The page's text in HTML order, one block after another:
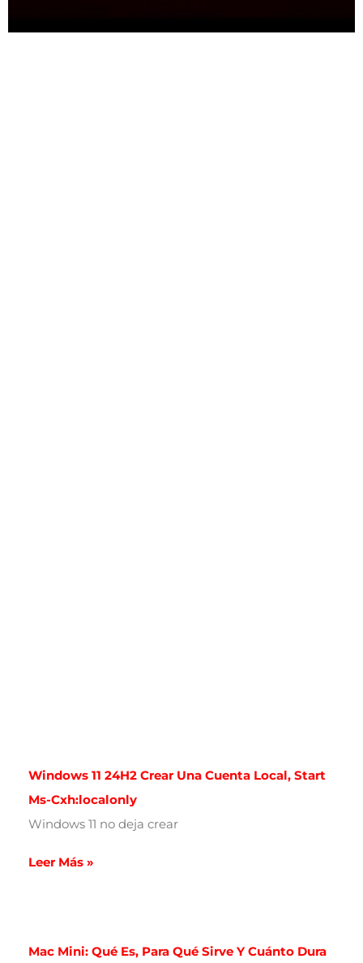
Windows 11 24H2 Crear Una Cuenta Local, Start
Ms-Cxh:localonly
Windows 11 no deja crear
Leer Más »
Mac Mini: Qué Es, Para Qué Sirve Y Cuánto Dura